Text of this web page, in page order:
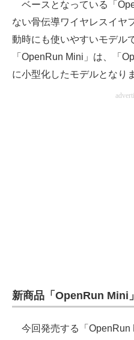
企業ITのトレンドを詳説
経営リーダーのコミュニティ
マーケ×ITの今がよく分かる
ITエンジニア向け専門サイト
建設×テクノロジーの最前線
ちょっと気になるネットの話題
ベースとなっている「
ない骨伝導ワイヤレスイヤ
動時にも使いやすいモデル
「OpenRun Mini」は、「
に小型化したモデルとなり
新商品「OpenRun Mini
今回発売する「OpenRun